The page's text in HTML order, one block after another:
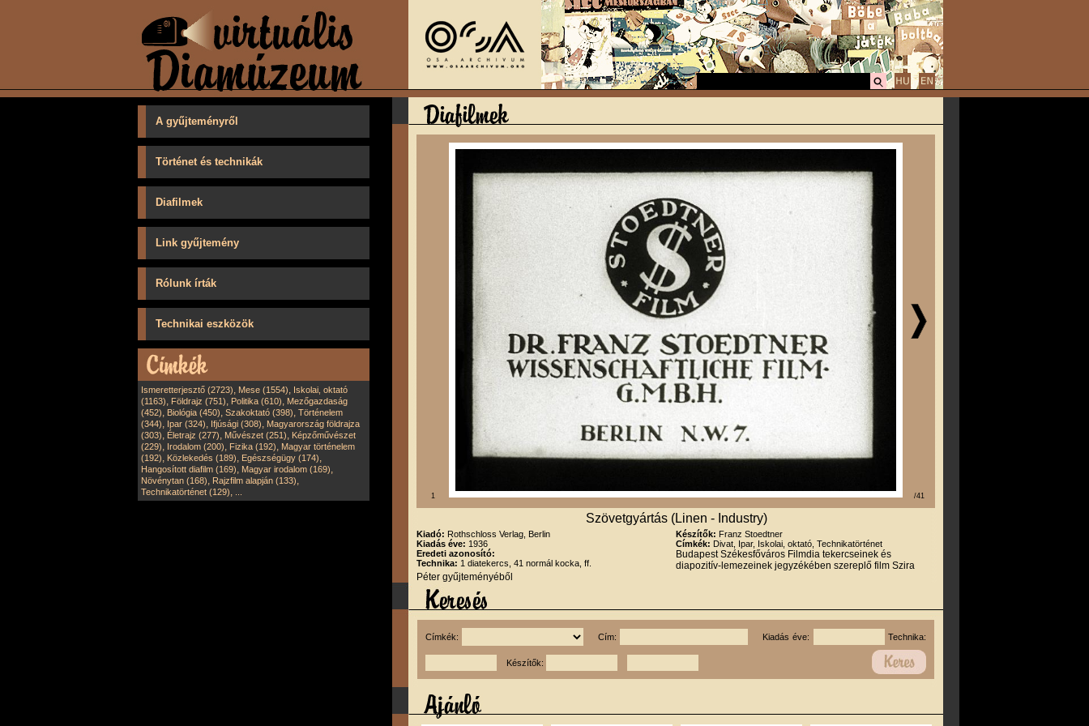
A gyűjteményről
Történet és technikák
Diafilmek
Link gyűjtemény
Rólunk írták
Technikai eszközök
Ismeretterjesztő (2723), Mese (1554), Iskolai, oktató
(1163), Földrajz (751), Politika (610), Mezőgazdaság
(452), Biológia (450), Szakoktató (398), Történelem
(344), Ipar (324), Ifjúsági (308), Magyarország földrajza
(303), Életrajz (277), Művészet (251), Képzőművészet
(229), Irodalom (200), Fizika (192), Magyar történelem
(192), Közlekedés (189), Egészségügy (174),
Hangosított diafilm (169), Magyar irodalom (169),
Növénytan (168), Rajzfilm alapján (133),
Technikatörténet (129), 1 /41
Szövetgyártás (Linen - Industry)
Kiadó: Rothschloss Verlag, Berlin
Kiadás éve: 1936
Eredeti azonosító:
Technika: 1 diatekercs, 41 normál kocka, ff.
Készítők: Franz Stoedtner
Címkék: Divat, Ipar, Iskolai, oktató, Technikatörténet
Budapest Székesfőváros Filmdia tekercseinek és
diapozitív-lemezeinek jegyzékében szereplő film Szira
Péter gyűjteményéből
Címkék: Cím: Kiadás éve: Technika:
Készítők: